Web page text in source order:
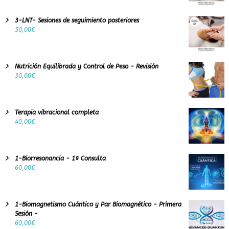
3-LNT- Sesiones de seguimiento posteriores
50,00€
Nutrición Equilibrada y Control de Peso - Revisión
30,00€
Terapia vibracional completa
40,00€
1-Biorresonancia - 1ª Consulta
60,00€
1-Biomagnetismo Cuántico y Par Biomagnético - Primera
Sesión -
60,00€